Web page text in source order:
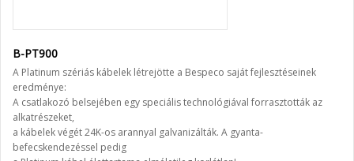
B-PT900
A Platinum szériás kábelek létrejötte a Bespeco saját fejlesztéseinek
eredménye:
A csatlakozó belsejében egy speciális technológiával forrasztották az
alkatrészeket,
a kábelek végét 24K-os arannyal galvanizálták. A gyanta-
befecskendezéssel pedig